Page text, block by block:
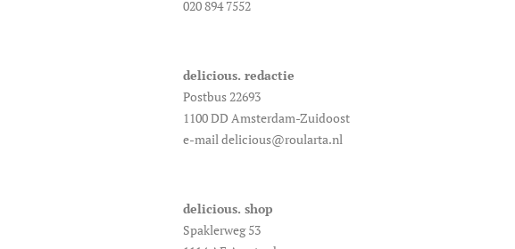
020 894 7552
delicious. redactie
Postbus 22693
1100 DD Amsterdam-Zuidoost
e-mail delicious@roularta.nl
delicious. shop
Spaklerweg 53